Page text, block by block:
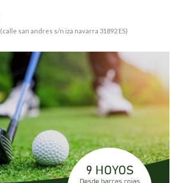
(calle san andres s/n iza navarra 31892 ES)